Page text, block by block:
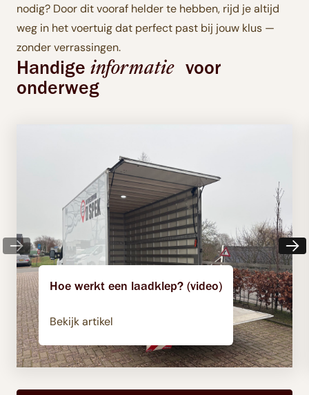
nodig? Door dit vooraf helder te hebben, rijd je altijd
weg in het voertuig dat perfect past bij jouw klus —
zonder verrassingen.
Handige informatievoor
onderweg
Hoe werkt een laadklep? (video)
Bekijk artikel